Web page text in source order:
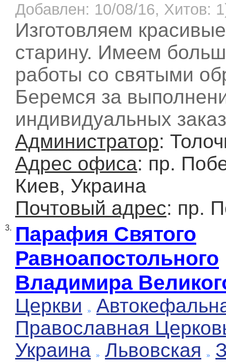
Добавлен: 10/08/16, Хитов:
Изготовляем
старину. Имеем
работы со святыми
Беремся за
индивидуальных
Администратор:
Адрес офиса: пр.
Киев, Украина
Почтовый адрес: пр.
3. Парафия Святого
Равноапостольного
Владимира
Церкви
Православная
Украина
Львовская